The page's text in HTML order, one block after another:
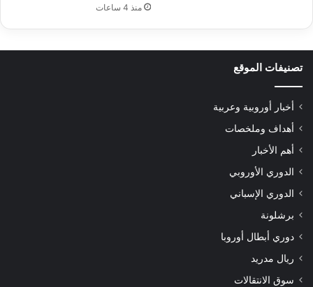
منذ 4 ساعات
تصنيفات الموقع
أخبار أوروبية وعربية
أهداف وملخصات
أهم الأخبار
الدوري الأوروبي
الدوري الإسباني
برشلونة
دوري أبطال أوروبا
ريال مدريد
سوق الانتقالات